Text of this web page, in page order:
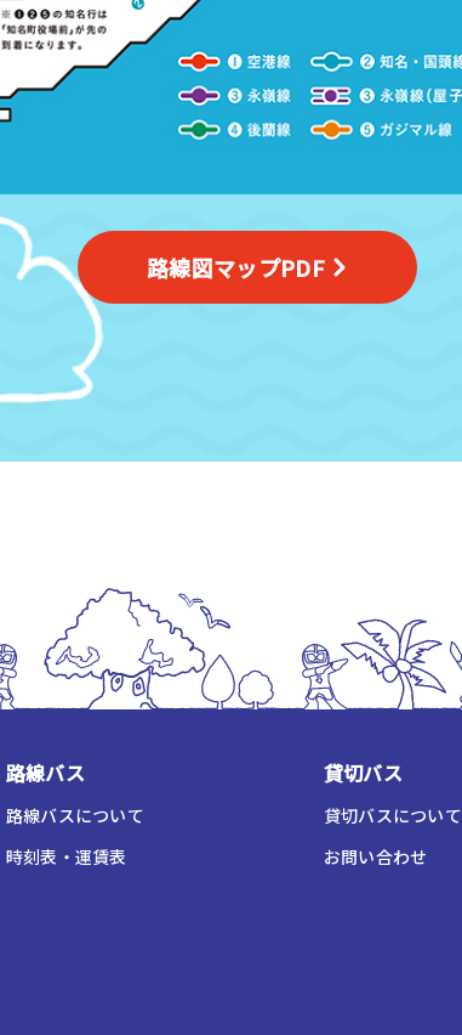
路線図マップPDF
路線バス
路線バスについて
時刻表・運賃表
貸切バス
貸切バスについて
お問い合わせ